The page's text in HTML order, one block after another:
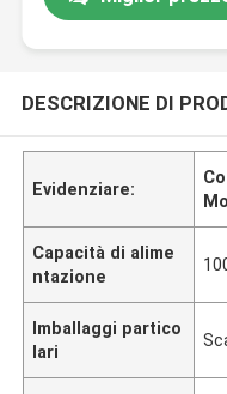
DESCRIZIONE DI
Evidenziare:
Capacità di alime
ntazione
Imballaggi partico
lari